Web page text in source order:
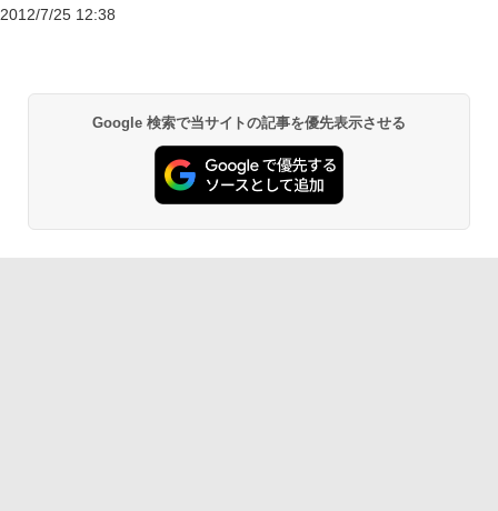
2012/7/25 12:38
Google 検索で当サイトの記事を優先表示させる